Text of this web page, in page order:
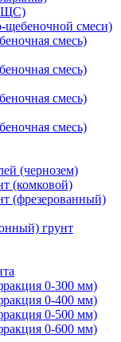
смеси)
смесь)
смесь)
смесь)
смесь)
(чернозем)
(комковой)
(фрезерованный)
грунт
0-300 мм)
0-400 мм)
0-500 мм)
0-600 мм)